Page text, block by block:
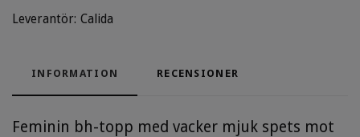
Leverantör: Calida
INFORMATION RECENSIONER
Feminin bh-topp med vacker mjuk spets mot